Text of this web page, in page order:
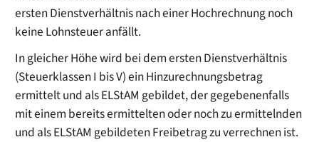
ersten Dienstverhältnis nach einer Hochrechnung noch
keine Lohnsteuer anfällt.
In gleicher Höhe wird bei dem ersten Dienstverhältnis
(Steuerklassen I bis V) ein Hinzurechnungsbetrag
ermittelt und als ELStAM gebildet, der gegebenenfalls
mit einem bereits ermittelten oder noch zu ermittelnden
und als ELStAM gebildeten Freibetrag zu verrechnen ist.